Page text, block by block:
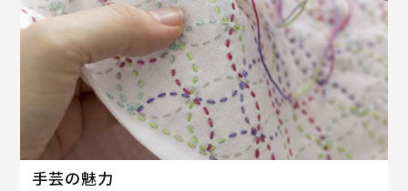
手芸の魅力